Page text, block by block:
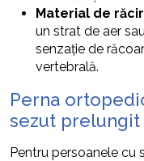
Material de
un strat de aer
senzație de
vertebrală.
Perna
sezut prelungit
Pentru persoanele cu